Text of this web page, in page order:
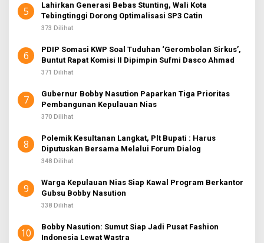
5
Lahirkan Generasi Bebas Stunting, Wali Kota
Tebingtinggi Dorong Optimalisasi SP3 Catin
373 Dilihat
6
PDIP Somasi KWP Soal Tuduhan ‘Gerombolan Sirkus’,
Buntut Rapat Komisi II Dipimpin Sufmi Dasco Ahmad
371 Dilihat
7
Gubernur Bobby Nasution Paparkan Tiga Prioritas
Pembangunan Kepulauan Nias
370 Dilihat
8
Polemik Kesultanan Langkat, Plt Bupati : Harus
Diputuskan Bersama Melalui Forum Dialog
348 Dilihat
9
Warga Kepulauan Nias Siap Kawal Program Berkantor
Gubsu Bobby Nasution
338 Dilihat
10
Bobby Nasution: Sumut Siap Jadi Pusat Fashion
Indonesia Lewat Wastra